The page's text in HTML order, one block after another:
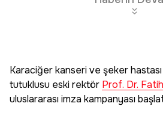
Karaciğer kanseri ve şeker
tutuklusu eski rektör Prof. Dr.
uluslararası imza kampanyası